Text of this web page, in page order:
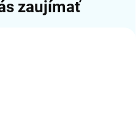
zaujímať